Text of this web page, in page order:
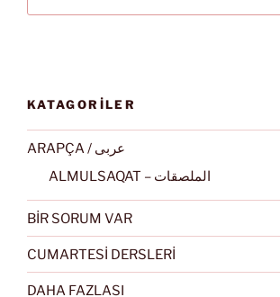
KATAGORİLER
ARAPÇA / عربى
ALMULSAQAT – الملصقات
BİR SORUM VAR
CUMARTESİ DERSLERİ
DAHA FAZLASI